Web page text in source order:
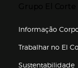
Informação
Trabalhar no El
Sustentabilidade
Enlaces de grupo